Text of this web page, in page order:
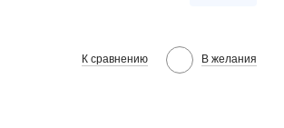
К сравнению В желания